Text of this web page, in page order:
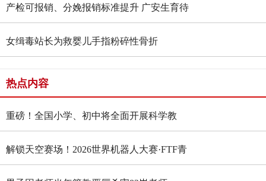
产检可报销、分娩报销标准提升 广安生育待
遇大升级
女缉毒站长为救婴儿手指粉碎性骨折
热点内容
重磅！全国小学、初中将全面开展科学教
育“做中学”领航行动
解锁天空赛场！2026世界机器人大赛·FTF青
少年无人机大赛四川选拔赛燃情启幕